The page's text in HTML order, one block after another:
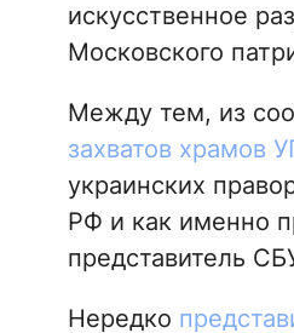
искусственное
Московского
Между тем, из
захватов храмов
украинских
РФ и как именно
представитель
Нередко